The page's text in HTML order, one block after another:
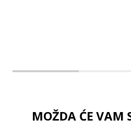
MOŽDA ĆE VAM